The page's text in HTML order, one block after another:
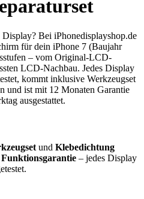
Bei iPhonedisplayshop.de
für dein iPhone 7 (Baujahr
– vom Original-LCD-
LCD-Nachbau. Jedes Display
kommt inklusive Werkzeugset
und ist mit 12 Monaten Garantie
ausgestattet.
und Klebedichtung
– jedes Display